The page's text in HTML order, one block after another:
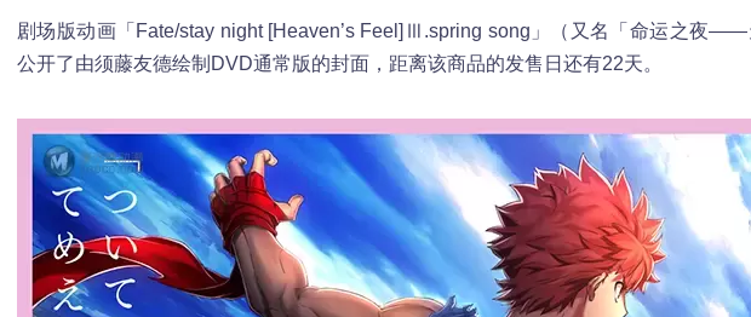
剧场版动画「Fate/stay night [Heaven’s Feel]Ⅲ.spring song」（又名「命运之夜——
公开了由须藤友德绘制DVD通常版的封面，距离该商品的发售日还有22天。